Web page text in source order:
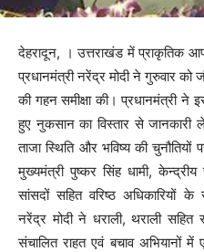
देहरादून, । उत्तराखंड में प्राकृतिक
प्रधानमंत्री नरेंद्र मोदी ने गुरुवार को
की गहन समीक्षा की। प्रधानमंत्री
हुए नुकसान का विस्तार से जानकारी
ताजा स्थिति और भविष्य की
मुख्यमंत्री पुष्कर सिंह धामी,
सांसदों सहित वरिष्ठ अधिकारियों के
नरेंद्र मोदी ने धराली, थराली सहित
संचालित राहत एवं बचाव अभियानों